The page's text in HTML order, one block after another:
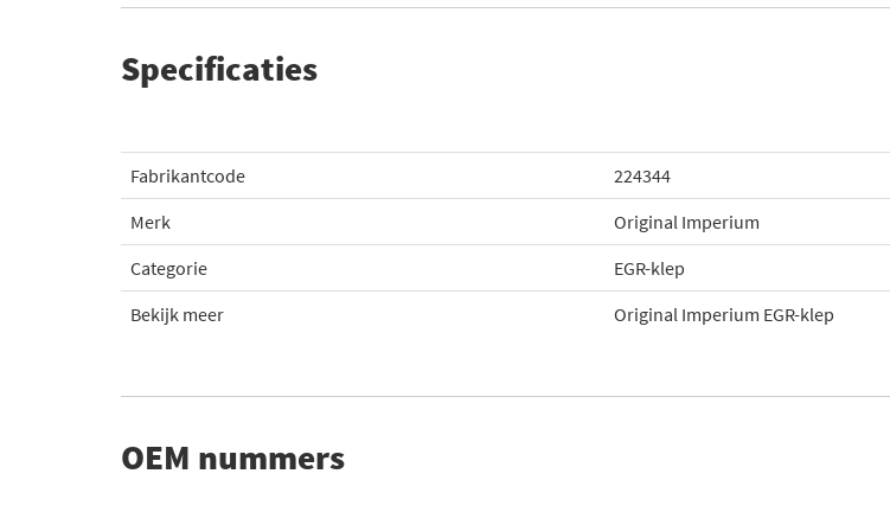
Specificaties
Fabrikantcode
224344
Merk
Original Imperium
Categorie
EGR-klep
Bekijk meer
Original Imperium EGR-klep
OEM nummers